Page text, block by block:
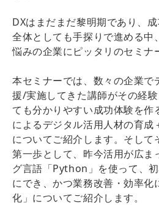
DXはまだまだ黎明期であり、
全体としても手探りで進める中
悩みの企業にピッタリのセミナ
本セミナーでは、数々の企業で
援/実施してきた講師がその経
ても分かりやすい成功体験を作
によるデジタル活用人材の育成
についてご紹介します。そして
第一歩として、昨今活用が広ま
グ言語「Python」を使って、
にでき、かつ業務改善・効率化
化」についてご紹介します。